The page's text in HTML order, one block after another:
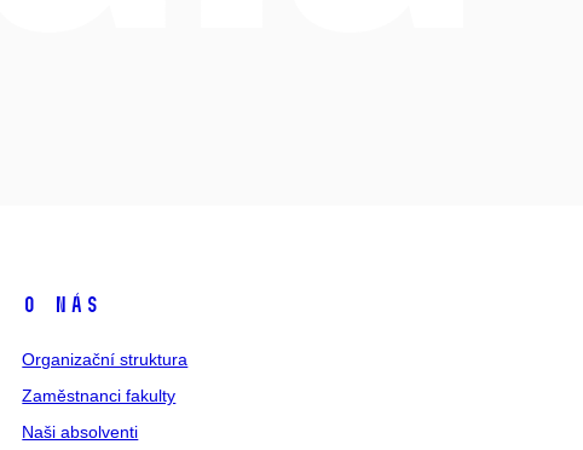
O nás
Organizační struktura
Zaměstnanci fakulty
Naši absolventi